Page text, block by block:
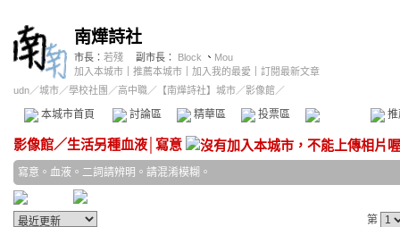
南燁詩社
市長： 若殘 副市長： Block 、 Mou
加入本城市
推薦本城市 加入我的最愛
訂閱最新文章
udn／城市／學校社團 ／高中職／ 【南燁詩社】城市／影像館／
本城市首頁 討論區 精華區 投票區 影像館
影像館／生活另種血液│寫意
寫意。血液。二詞請辨明。請混淆模糊。
第